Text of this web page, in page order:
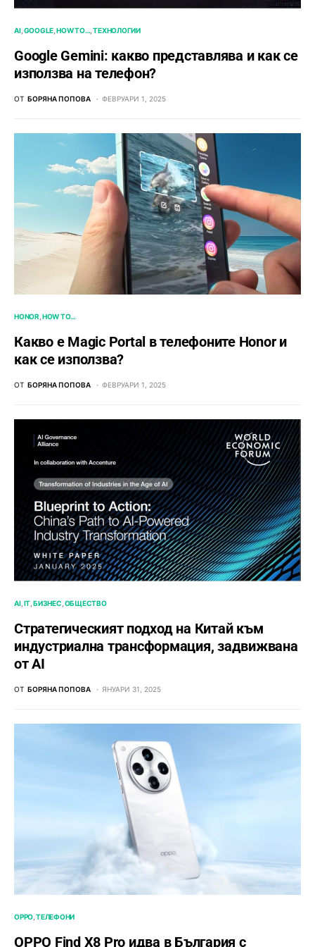
AI GOOGLE HOW TO… ТЕХНОЛОГИИ
Google Gemini: какво представлява и как се
използва на телефон?
ОТ БОРЯНА ПОПОВА ФЕВРУАРИ 1, 2025
HONOR HOW TO…
Какво е Magic Portal в телефоните Honor и
как се използва?
ОТ БОРЯНА ПОПОВА ФЕВРУАРИ 1, 2025
AI IT БИЗНЕС ОБЩЕСТВО
Стратегическият подход на Китай към
индустриална трансформация, задвижвана
от AI
ОТ БОРЯНА ПОПОВА ЯНУАРИ 31, 2025
OPPO ТЕЛЕФОНИ
OPPO Find X8 Pro идва в България с